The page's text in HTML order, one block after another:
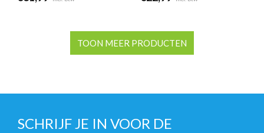
TOON MEER PRODUCTEN
SCHRIJF JE IN VOOR DE